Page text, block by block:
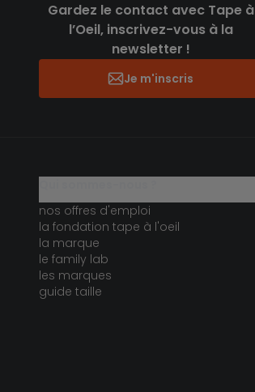
Gardez le contact avec Tape à
l’Oeil, inscrivez-vous à la
newsletter !
Je m'inscris
nos offres d'emploi
la fondation tape à l'oeil
la marque
le family lab
les marques
guide taille